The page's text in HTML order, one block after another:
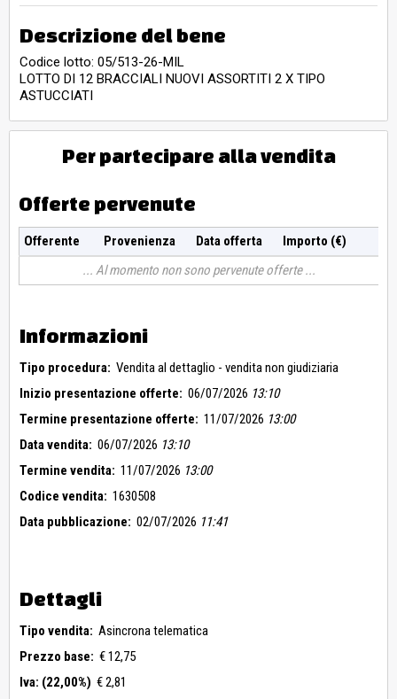
Descrizione del bene
Codice lotto: 05/513-26-MIL
LOTTO DI 12 BRACCIALI NUOVI ASSORTITI 2 X TIPO
ASTUCCIATI
Per partecipare alla vendita
Offerte pervenute
Offerente Provenienza Data offerta
Importo (€)
Al momento non sono pervenute offerte
Informazioni
Tipo procedura: Vendita al dettaglio - vendita non giudiziaria
Inizio presentazione offerte: 06/07/2026 13:10
Termine presentazione offerte: 11/07/2026 13:00
Data vendita: 06/07/2026 13:10
Termine vendita: 11/07/2026 13:00
Codice vendita: 1630508
Data pubblicazione: 02/07/2026 11:41
Dettagli
Tipo vendita: Asincrona telematica
Prezzo base: € 12,75
Iva: (22,00%) € 2,81